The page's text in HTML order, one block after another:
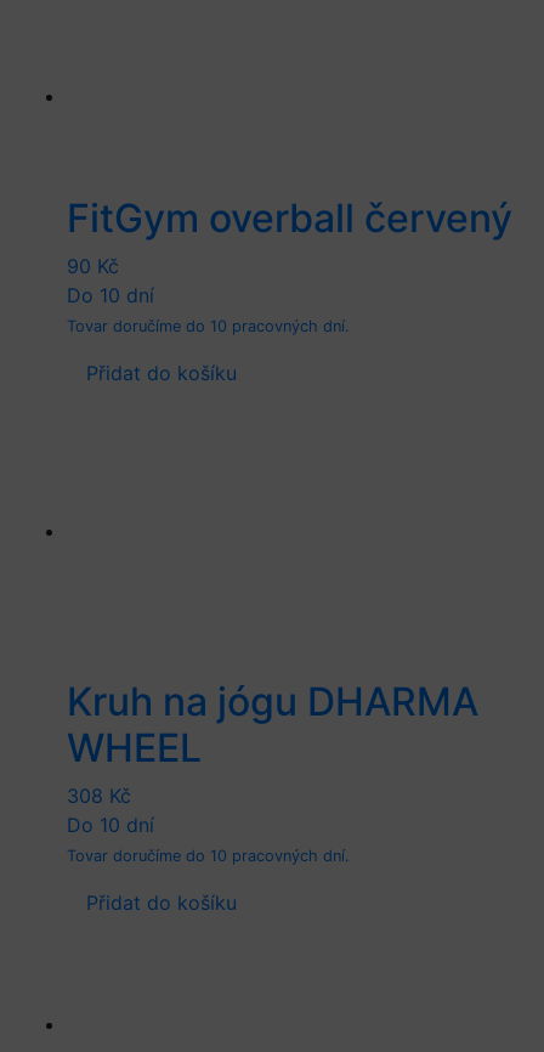
FitGym overball červený
90 Kč
Do 10 dní
Tovar doručíme do 10 pracovných dní.
Přidat do košíku
Kruh na jógu DHARMA
WHEEL
308 Kč
Do 10 dní
Tovar doručíme do 10 pracovných dní.
Přidat do košíku